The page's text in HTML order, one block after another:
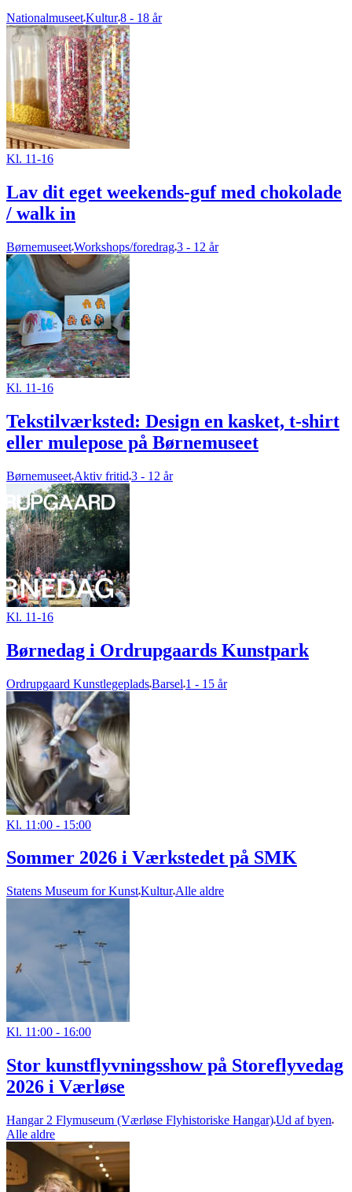
NationalmuseetKultur8 - 18 år
Kl. 11-16
Lav dit eget weekends-guf med chokolade
/ walk in
BørnemuseetWorkshops/foredrag3 - 12 år
Kl. 11-16
Tekstilværksted: Design en kasket, t-shirt
eller mulepose på Børnemuseet
Børnemuseet Aktiv fritid 3 - 12 år
Kl. 11-16
Børnedag i Ordrupgaards Kunstpark
Ordrupgaard KunstlegepladsBarsel 1 - 15 år
Kl. 11:00 - 15:00
Sommer 2026 i Værkstedet på SMK
Statens Museum for KunstKultur Alle aldre
Kl. 11:00 - 16:00
Stor kunstflyvningsshow på Storeflyvedag
2026 i Værløse
Hangar 2 Flymuseum (Værløse Flyhistoriske Hangar)Ud af byen
Alle aldre